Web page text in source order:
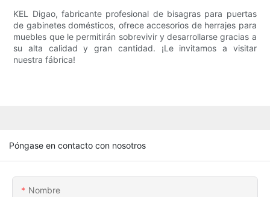
KEL Digao, fabricante profesional de bisagras para puertas
de gabinetes domésticos, ofrece accesorios de herrajes para
muebles que le permitirán sobrevivir y desarrollarse gracias a
su alta calidad y gran cantidad. ¡Le invitamos a visitar
nuestra fábrica!
Póngase en contacto con nosotros
Nombre